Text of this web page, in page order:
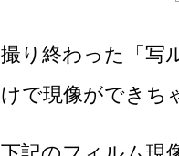
撮り終わった「写
けで現像ができち